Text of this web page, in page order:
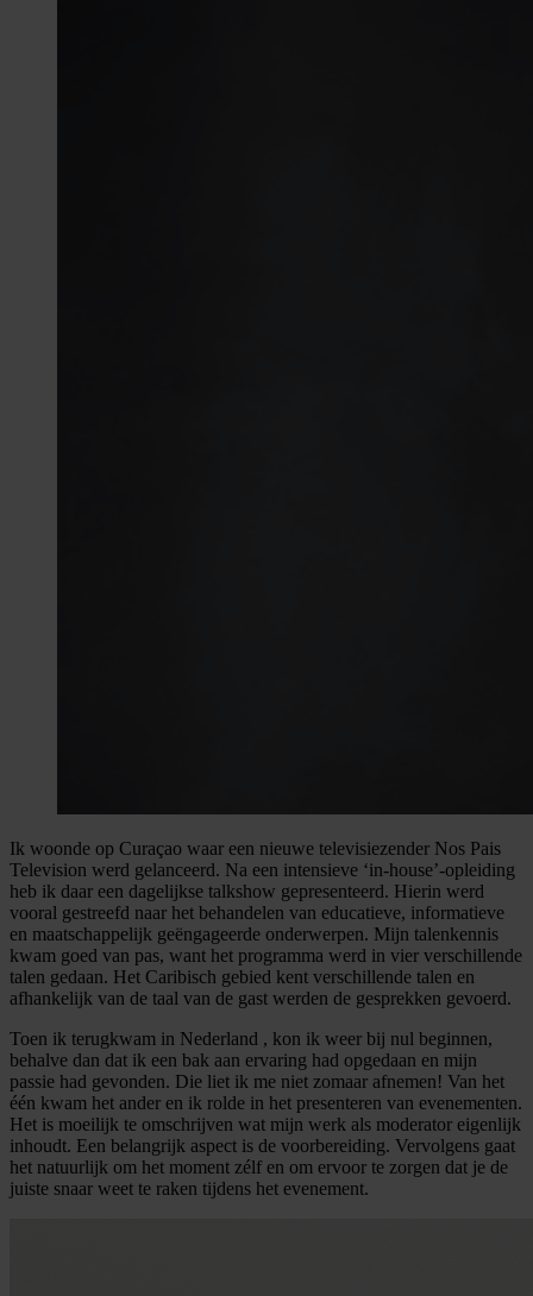
Ik woonde op Curaçao waar een nieuwe televisiezender Nos Pais
Television werd gelanceerd. Na een intensieve ‘in-house’-opleiding
heb ik daar een dagelijkse talkshow gepresenteerd. Hierin werd
vooral gestreefd naar het behandelen van educatieve, informatieve
en maatschappelijk geëngageerde onderwerpen. Mijn talenkennis
kwam goed van pas, want het programma werd in vier verschillende
talen gedaan. Het Caribisch gebied kent verschillende talen en
afhankelijk van de taal van de gast werden de gesprekken gevoerd.
Toen ik terugkwam in Nederland , kon ik weer bij nul beginnen,
behalve dan dat ik een bak aan ervaring had opgedaan en mijn
passie had gevonden. Die liet ik me niet zomaar afnemen! Van het
één kwam het ander en ik rolde in het presenteren van evenementen.
Het is moeilijk te omschrijven wat mijn werk als moderator eigenlijk
inhoudt. Een belangrijk aspect is de voorbereiding. Vervolgens gaat
het natuurlijk om het moment zélf en om ervoor te zorgen dat je de
juiste snaar weet te raken tijdens het evenement.